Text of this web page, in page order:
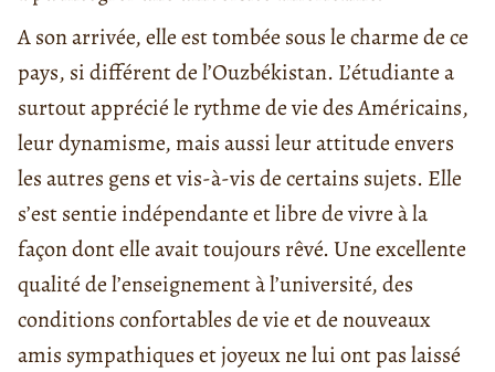
A son arrivée, elle est tombée sous le charme de ce
pays, si différent de l’Ouzbékistan. L’étudiante a
surtout apprécié le rythme de vie des Américains,
leur dynamisme, mais aussi leur attitude envers
les autres gens et vis-à-vis de certains sujets. Elle
s’est sentie indépendante et libre de vivre à la
façon dont elle avait toujours rêvé. Une excellente
qualité de l’enseignement à l’université, des
conditions confortables de vie et de nouveaux
amis sympathiques et joyeux ne lui ont pas laissé